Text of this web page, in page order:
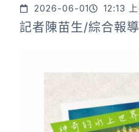
2026-06-01 12:13
記者陳苗生/綜合報導